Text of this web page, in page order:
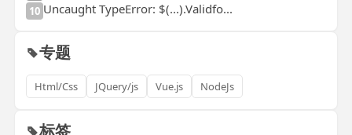
10 Uncaught TypeError: $(...).Validfo...
专题
Html/Css JQuery/js Vue.js NodeJs
标签